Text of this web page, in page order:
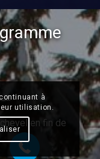
en fin de
à
utilisation.